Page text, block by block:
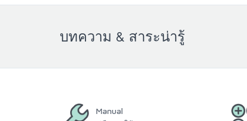
บทความ & สาระน่ารู้
Manual